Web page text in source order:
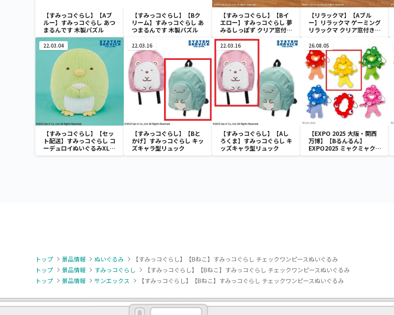
【すみっコぐらし】【Aブ
ルー】すみっコぐらし あつ
まるんです 木製パズル
【すみっコぐらし】【Bク
リーム】すみっコぐらし あ
つまるんです 木製パズル
【すみっコぐらし】【Bイ
エロー】すみっコぐらし 夢
みるしっぽず クリア窓付き
収納ボックス
【リラックマ】【Aブル
ー】リラックマ ゲーミング
リラックマ クリア窓付き収
22.03.04
【すみっコぐらし】【セッ
ト配送】すみっコぐらし コ
ーデュロイぬいぐるみXL
プレミアム ぺんぎん？
22.03.16
【すみっコぐらし】【Bと
かげ】すみっコぐらし キッ
ズキャラ型リュック
22.03.16
【すみっコぐらし】【Aし
ろくま】すみっコぐらし キ
ッズキャラ型リュック
26.08.05
【EXPO 2025 大阪・関西
万博】【Bるんるん】
EXPO2025 ミャクミャク
カラフルゴム紐付きぬいぐ
トップ 景品情報 ぬいぐるみ
【すみっコぐらし】【Bねこ】すみっコぐらし チェックワンピースぬいぐるみ
トップ
景品情報 すみっコぐらし
【すみっコぐらし】【Bねこ】すみっコぐらし チェックワンピースぬいぐるみ
トップ
景品情報 サンエックス 【すみっコぐらし】【Bねこ】すみっコぐらし チェックワンピースぬいぐるみ